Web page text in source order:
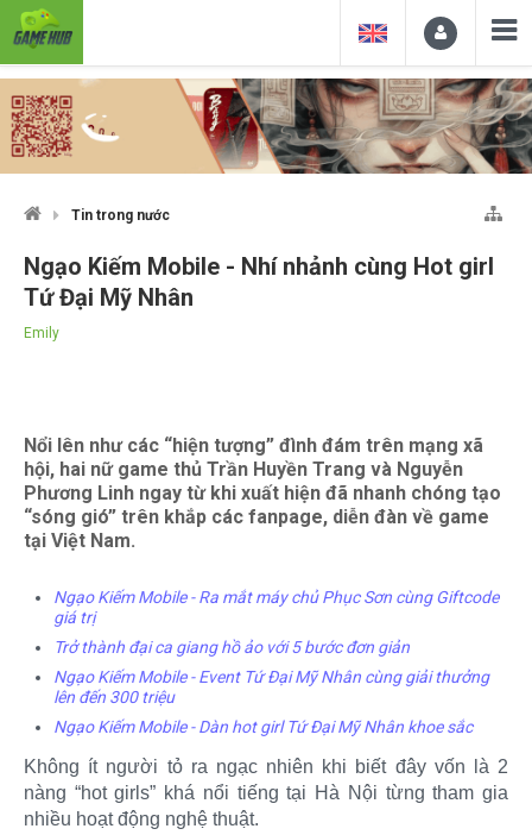
Tin trong nước
Ngạo Kiếm Mobile - Nhí nhảnh cùng Hot girl
Tứ Đại Mỹ Nhân
Emily
Nổi lên như các “hiện tượng” đình đám trên mạng xã
hội, hai nữ game thủ Trần Huyền Trang và Nguyễn
Phương Linh ngay từ khi xuất hiện đã nhanh chóng tạo
“sóng gió” trên khắp các fanpage, diễn đàn về game
tại Việt Nam.
Ngạo Kiếm Mobile - Ra mắt máy chủ Phục Sơn cùng Giftcode
giá trị
Trở thành đại ca giang hồ ảo với 5 bước đơn giản
Ngạo Kiếm Mobile - Event Tứ Đại Mỹ Nhân cùng giải thưởng
lên đến 300 triệu
Ngạo Kiếm Mobile - Dàn hot girl Tứ Đại Mỹ Nhân khoe sắc
Không ít người tỏ ra ngạc nhiên khi biết đây vốn là 2
nàng “hot girls” khá nổi tiếng tại Hà Nội từng tham gia
nhiều hoạt động nghệ thuật.